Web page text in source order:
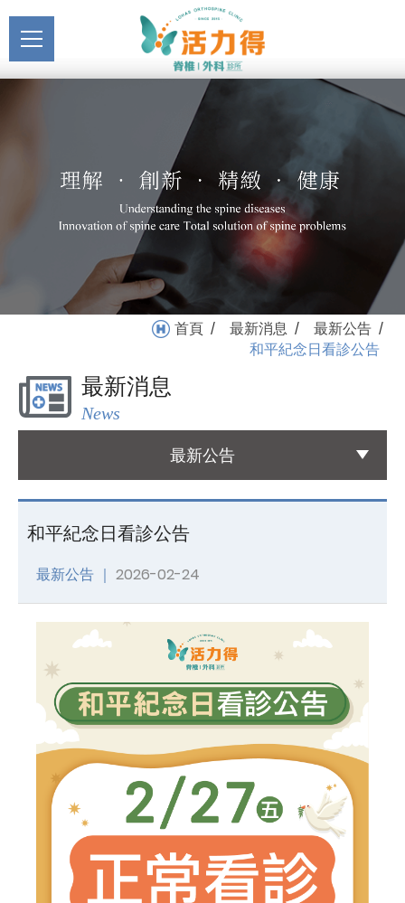
和平紀念日看診公告_最新
公告_最新消息 | 活力得脊
椎外科診所
主選單關於活力得
醫療服務
Medical Service
Registration
就醫指南
Medical Instruction
衛教專區
Health Education
友善連結
Links
首頁 / 最新消息 / 最新公告 /
和平紀念日看診公告
最新消息
News
最新公告
和平紀念日看診公告
最新公告 ｜ 2026-02-24